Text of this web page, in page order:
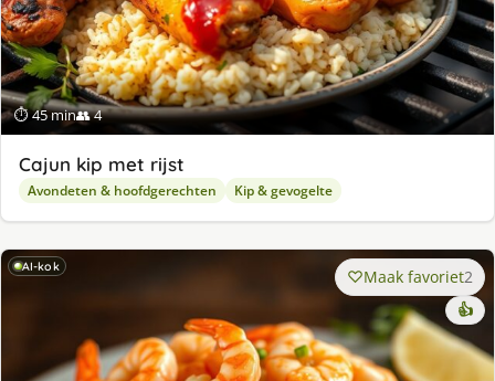
⏱ 45 min👥 4
Cajun kip met rijst
Avondeten & hoofdgerechten Kip & gevogelte
AI-kok Maak favoriet2
👍